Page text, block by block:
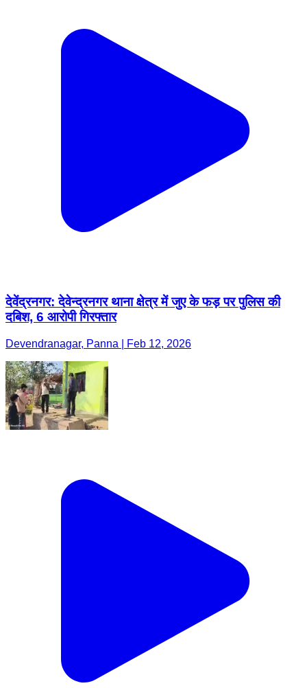
देवेंद्रनगर: देवेन्द्रनगर थाना क्षेत्र में जुए के फड़ पर पुलिस की
दबिश, 6 आरोपी गिरफ्तार
Devendranagar, Panna | Feb 12, 2026